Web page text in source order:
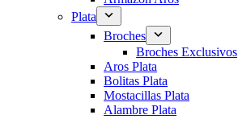
Plata
Broches
Broches Exclusivos
Aros Plata
Bolitas Plata
Mostacillas Plata
Alambre Plata